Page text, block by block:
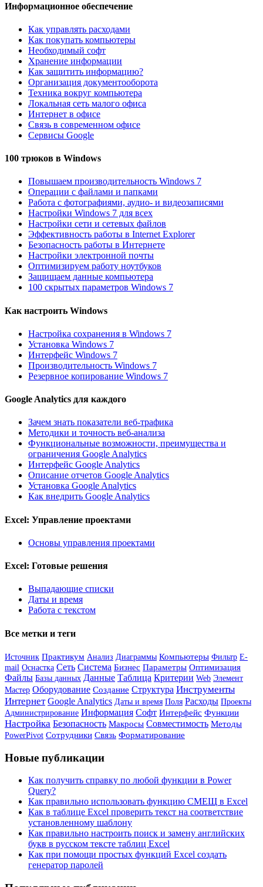
Информационное обеспечение
Как управлять расходами
Как покупать компьютеры
Необходимый софт
Хранение информации
Как защитить информацию?
Организация документооборота
Техника вокруг компьютера
Локальная сеть малого офиса
Интернет в офисе
Связь в современном офисе
Сервисы Google
100 трюков в Windows
Повышаем производительность Windows 7
Операции с файлами и папками
Работа с фотографиями, аудио- и видеозаписями
Настройки Windows 7 для всех
Настройки сети и сетевых файлов
Эффективность работы в Internet Explorer
Безопасность работы в Интернете
Настройки электронной почты
Оптимизируем работу ноутбуков
Защищаем данные компьютера
100 скрытых параметров Windows 7
Как настроить Windows
Настройка сохранения в Windows 7
Установка Windows 7
Интерфейс Windows 7
Производительность Windows 7
Резервное копирование Windows 7
Google Analytics для каждого
Зачем знать показатели веб-трафика
Методики и точность веб-анализа
Функциональные возможности, преимущества и
ограничения Google Analytics
Интерфейс Google Analytics
Описание отчетов Google Analytics
Установка Google Analytics
Как внедрить Google Analytics
Excel: Управление проектами
Основы управления проектами
Excel: Готовые решения
Выпадающие списки
Даты и время
Работа с текстом
Все метки и теги
Источник Практикум Анализ Диаграммы Компьютеры Фильтр E-
mail Оснастка Сеть Система Бизнес Параметры Оптимизация
Файлы Базы данных Данные Таблица Критерии Web Элемент
Мастер Оборудование Создание Структура Инструменты
Интернет Google Analytics Даты и время Поля Расходы Проекты
Администрирование Информация Софт Интерфейс Функции
Настройка Безопасность Макросы Совместимость Методы
PowerPivot Сотрудники Связь Форматирование
Новые публикации
Как получить справку по любой функции в Power
Query?
Как правильно использовать функцию СМЕЩ в Excel
Как в таблице Excel проверить текст на соответствие
установленному шаблону
Как правильно настроить поиск и замену английских
букв в русском тексте таблиц Excel
Как при помощи простых функций Excel создать
генератор паролей